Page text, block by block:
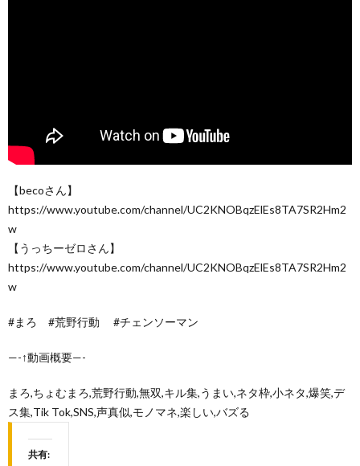
【becoさん】
https://www.youtube.com/channel/UC2KNOBqzElEs8TA7SR2Hm2
w
【うっちーゼロさん】
https://www.youtube.com/channel/UC2KNOBqzElEs8TA7SR2Hm2
w
#まろ #荒野行動 #チェンソーマン
—-↑動画概要—-
まろ,ちょむまろ,荒野行動,無双,キル集,うまい,ネタ枠,小ネタ,爆笑,デ
ス集,Tik Tok,SNS,声真似,モノマネ,楽しい,バズる
共有: